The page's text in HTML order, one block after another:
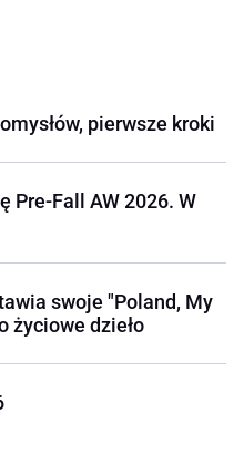
pierwsze kroki
Pre-Fall AW 2026. W
swoje "Poland, My
życiowe dzieło